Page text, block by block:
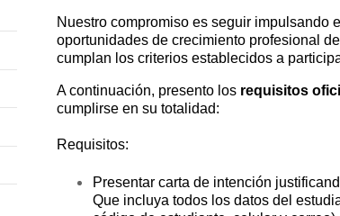
Nuestro compromiso es seguir impulsando
oportunidades de crecimiento profesional
cumplan los criterios establecidos a
A continuación, presento los requisitos
cumplirse en su totalidad:
Requisitos:
Presentar carta de intención
Que incluya todos los datos del